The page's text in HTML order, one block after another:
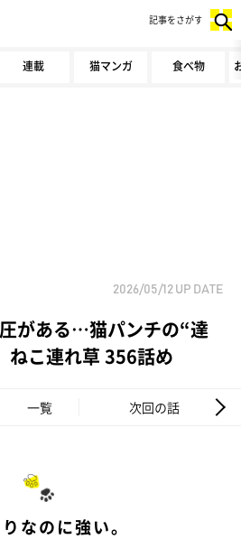
連載 猫マンガ 食べ物
記事をさがす
2026/05/12 UP DATE
がある…猫パンチの“達
ねこ連れ草 356話め
一覧 次回の話
なのに強い。